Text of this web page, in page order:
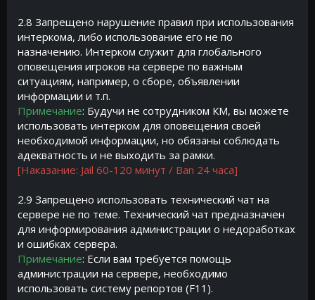
2.8 Запрещено нарушение правил при использования
интеркома, либо использование его не по
назначению. Интерком служит для глобального
оповещения игроков на сервере по важным
ситуациям, например, о сборе, объявлении
информации и т.п.
Примечание: Будучи не сотрудником КМ, вы можете
использовать интерком для оповещения своей
необходимой информации, но обязаны соблюдать
адекватность и не выходить за рамки.
[Наказание: Jail 60-120 минут / Ban 24 часа]
2.9 Запрещено использовать технический чат на
сервере не по теме. Технический чат предназначен
для информирования администрации о недоработках
и ошибках сервера.
Примечание: Если вам требуется помощь
администрации на сервере, необходимо
использовать систему репортов (F11).